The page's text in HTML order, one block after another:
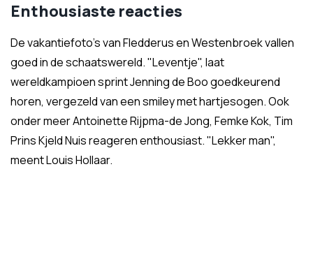
Enthousiaste reacties
De vakantiefoto's van Fledderus en Westenbroek vallen
goed in de schaatswereld. "Leventje", laat
wereldkampioen sprint Jenning de Boo goedkeurend
horen, vergezeld van een smiley met hartjesogen. Ook
onder meer Antoinette Rijpma-de Jong, Femke Kok, Tim
Prins Kjeld Nuis reageren enthousiast. "Lekker man",
meent Louis Hollaar.